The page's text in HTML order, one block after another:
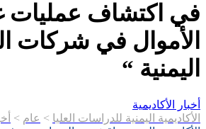
في اكتشاف
الأموال في شركات
اليمنية “
أخبار الأكاديمية
الأكاديمية اليمنية للدراسات العليا > عام >